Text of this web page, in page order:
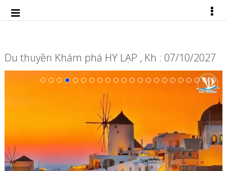
Du thuyền Khám phá HY LẠP , Kh : 07/10/2027